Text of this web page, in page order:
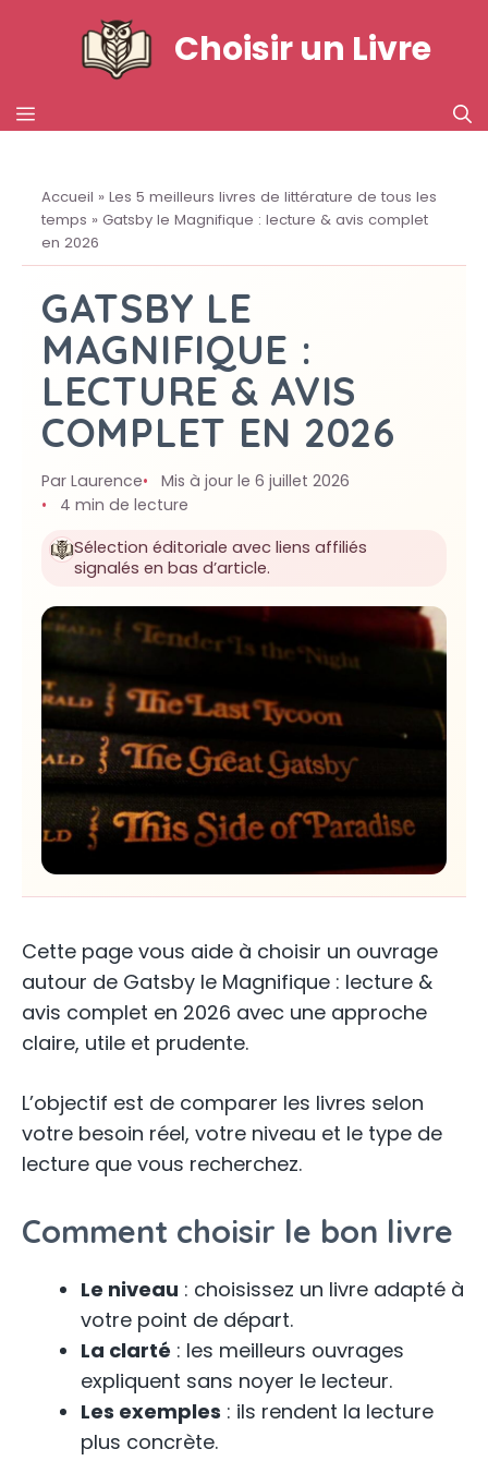
Choisir un Livre
MENU
Accueil » Les 5 meilleurs livres de littérature de tous les
temps » Gatsby le Magnifique : lecture & avis complet
en 2026
GATSBY LE
MAGNIFIQUE :
LECTURE & AVIS
COMPLET EN 2026
Par Laurence
Mis à jour le 6 juillet 2026
4 min de lecture
Sélection éditoriale avec liens affiliés
signalés en bas d’article.
Cette page vous aide à choisir un ouvrage
autour de Gatsby le Magnifique : lecture &
avis complet en 2026 avec une approche
claire, utile et prudente.
L’objectif est de comparer les livres selon
votre besoin réel, votre niveau et le type de
lecture que vous recherchez.
Comment choisir le bon livre
Le niveau : choisissez un livre adapté à
votre point de départ.
La clarté : les meilleurs ouvrages
expliquent sans noyer le lecteur.
Les exemples : ils rendent la lecture
plus concrète.